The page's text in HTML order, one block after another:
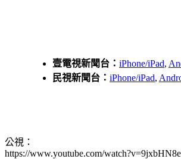
壹電視新聞台： iPhone/iPad,
民視新聞台： iPhone/iPad,
公視：
https://www.youtube.com/